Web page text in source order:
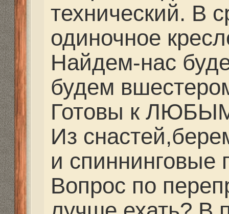
Сейчас лучше через
Он уже ходит. Его
+79618125496 Но у
дороже. Ему
сказать что ко мне,
назначенному
дешевле но долго по
Сами решайте.
На Волге купаюсь по
холодная. Нужна